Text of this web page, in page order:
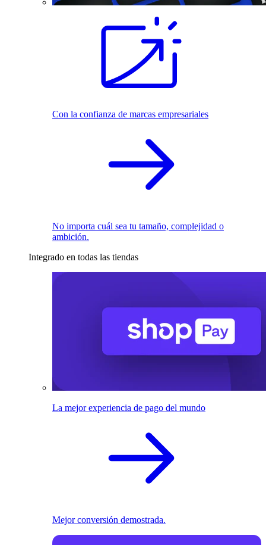
Con la confianza de marcas empresariales
No importa cuál sea tu tamaño, complejidad o
ambición.
Integrado en todas las tiendas
La mejor experiencia de pago del mundo
Mejor conversión demostrada.